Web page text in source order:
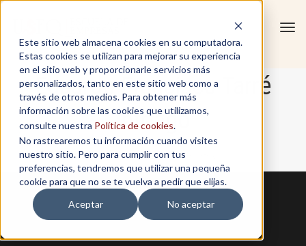
Este sitio web almacena cookies en su computadora.
Estas cookies se utilizan para mejorar su experiencia
en el sitio web y proporcionarle servicios más
personalizados, tanto en este sitio web como a
través de otros medios. Para obtener más
información sobre las cookies que utilizamos,
consulte nuestra Política de cookies.
No rastrearemos tu información cuando visites
nuestro sitio. Pero para cumplir con tus
preferencias, tendremos que utilizar una pequeña
cookie para que no se te vuelva a pedir que elijas.
Aceptar
No aceptar
Eduardo Francisco Tarré
Intriago
Home / Eduardo Francisco Tarré Intriago